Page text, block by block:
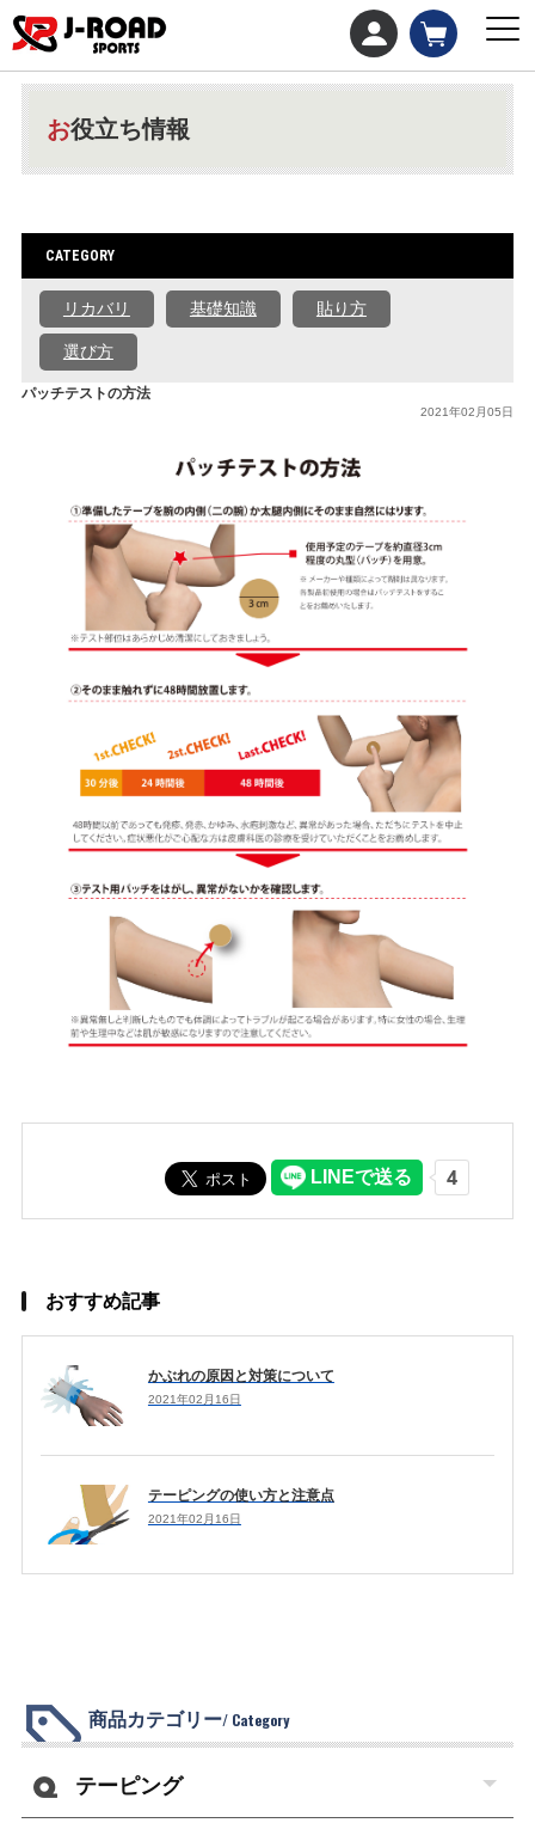
お役立ち情報
CATEGORY
リカバリ 基礎知識 貼り方
選び方
パッチテストの方法
2021年02月05日
おすすめ記事
かぶれの原因と対策について
2021年02月16日
テーピングの使い方と注意点
2021年02月16日
商品カテゴリー/ Category
テーピング